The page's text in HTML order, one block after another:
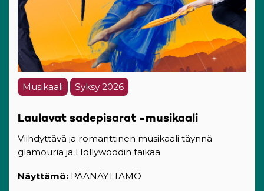
Musikaali Syksy 2026
Laulavat sadepisarat -musikaali
Viihdyttävä ja romanttinen musikaali täynnä
glamouria ja Hollywoodin taikaa
Näyttämö: PÄÄNÄYTTÄMÖ